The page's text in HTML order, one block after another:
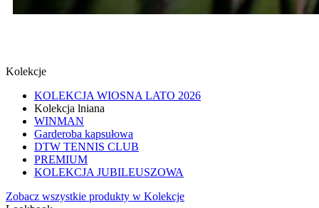
Kolekcje
KOLEKCJA WIOSNA LATO 2026
Kolekcja lniana
WINMAN
Garderoba kapsułowa
DTW TENNIS CLUB
PREMIUM
KOLEKCJA JUBILEUSZOWA
Zobacz wszystkie produkty w Kolekcje